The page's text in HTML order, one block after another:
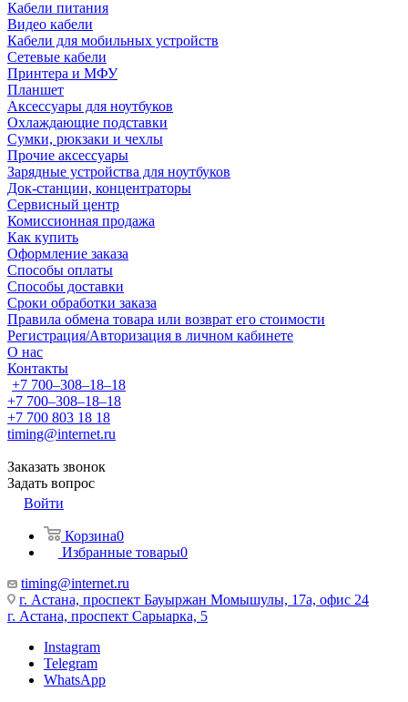
Кабели питания
Видео кабели
Кабели для мобильных устройств
Сетевые кабели
Принтера и МФУ
Планшет
Аксессуары для ноутбуков
Охлаждающие подставки
Сумки, рюкзаки и чехлы
Прочие аксессуары
Зарядные устройства для ноутбуков
Док-станции, концентраторы
Сервисный центр
Комиссионная продажа
Как купить
Оформление заказа
Способы оплаты
Способы доставки
Сроки обработки заказа
Правила обмена товара или возврат его стоимости
Регистрация/Авторизация в личном кабинете
О нас
Контакты
+7 700‒308‒18‒18
+7 700‒308‒18‒18
+7 700 803 18 18
timing@internet.ru
Заказать звонок
Задать вопрос
Войти
Корзина0
Избранные товары0
timing@internet.ru
г. Астана, проспект Бауыржан Момышулы, 17а, офис 24
г. Астана, проспект Сарыарка, 5
Instagram
Telegram
WhatsApp